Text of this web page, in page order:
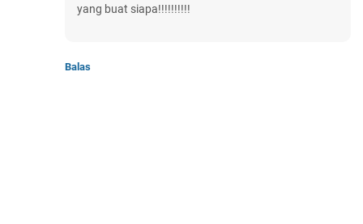
yang buat siapa!!!!!!!!!!
Balas